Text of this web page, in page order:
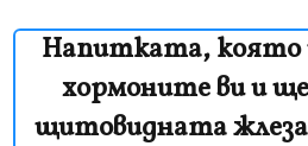
Напитката, която
хормоните ви и
щитовидната